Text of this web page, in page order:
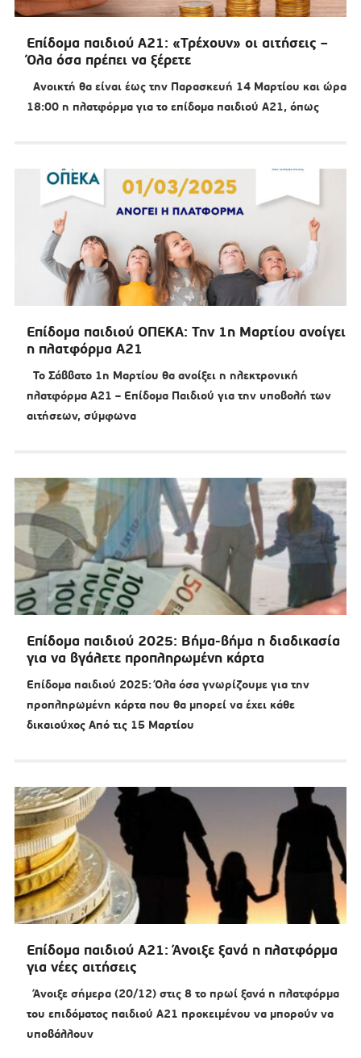
Επίδομα παιδιού A21: «Τρέχουν» οι αιτήσεις –
Όλα όσα πρέπει να ξέρετε
Ανοικτή θα είναι έως την Παρασκευή 14 Μαρτίου και ώρα
18:00 η πλατφόρμα για το επίδομα παιδιού A21, όπως
Επίδομα παιδιού ΟΠΕΚΑ: Την 1η Μαρτίου ανοίγει
η πλατφόρμα Α21
Το Σάββατο 1η Μαρτίου θα ανοίξει η ηλεκτρονική
πλατφόρμα Α21 – Επίδομα Παιδιού για την υποβολή των
αιτήσεων, σύμφωνα
Επίδομα παιδιού 2025: Βήμα-βήμα η διαδικασία
για να βγάλετε προπληρωμένη κάρτα
Επίδομα παιδιού 2025: Όλα όσα γνωρίζουμε για την
προπληρωμένη κάρτα που θα μπορεί να έχει κάθε
δικαιούχος Από τις 15 Μαρτίου
Επίδομα παιδιού Α21: Άνοιξε ξανά η πλατφόρμα
για νέες αιτήσεις
Άνοιξε σήμερα (20/12) στις 8 το πρωί ξανά η πλατφόρμα
του επιδόματος παιδιού Α21 προκειμένου να μπορούν να
υποβάλλουν